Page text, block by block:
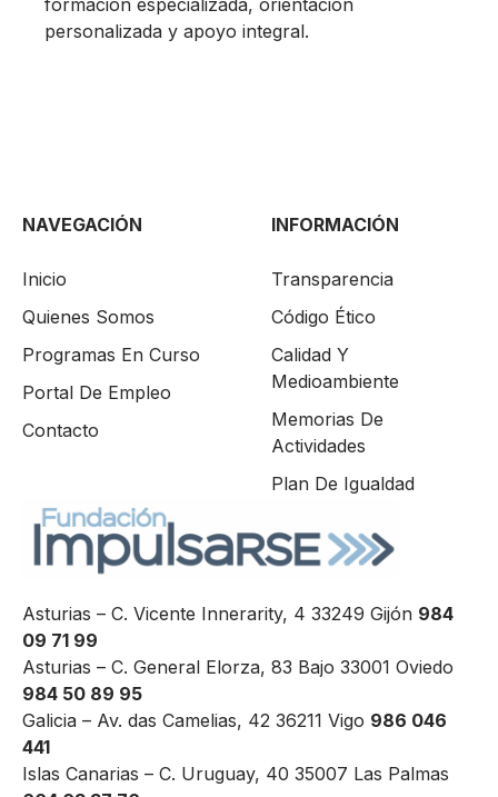
formación especializada, orientación
personalizada y apoyo integral.
NAVEGACIÓN
Inicio
Quienes Somos
Programas En Curso
Portal De Empleo
Contacto
INFORMACIÓN
Transparencia
Código Ético
Calidad Y
Medioambiente
Memorias De
Actividades
Plan De Igualdad
Asturias – C. Vicente Innerarity, 4 33249 Gijón 984
09 71 99
Asturias – C. General Elorza, 83 Bajo 33001 Oviedo
984 50 89 95
Galicia – Av. das Camelias, 42 36211 Vigo 986 046
441
Islas Canarias – C. Uruguay, 40 35007 Las Palmas